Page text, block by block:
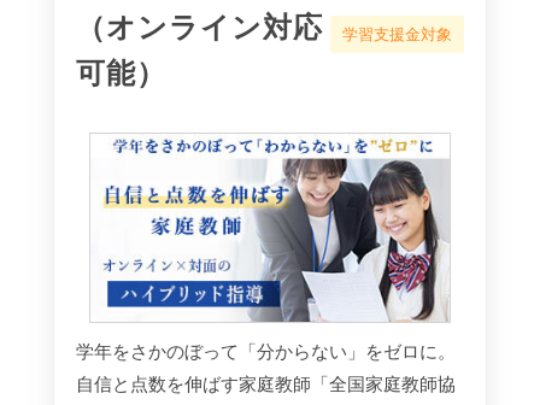
（オンライン対応
可能）
学習支援金対象
学年をさかのぼって「分からない」をゼロに。
自信と点数を伸ばす家庭教師「全国家庭教師協